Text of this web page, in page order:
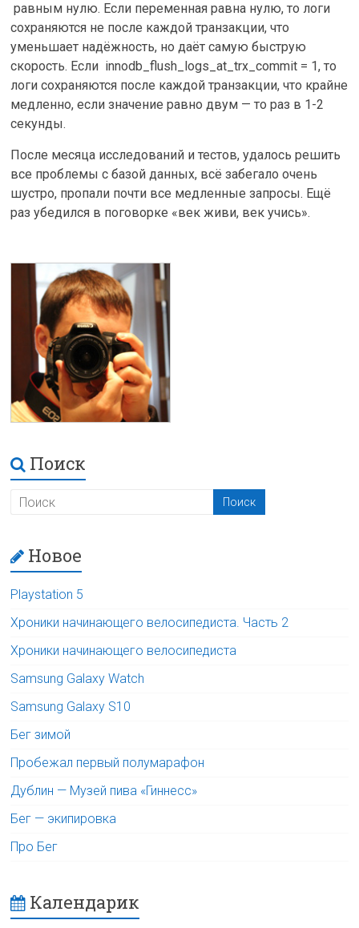
равным нулю. Если переменная равна нулю, то логи
сохраняются не после каждой транзакции, что
уменьшает надёжность, но даёт самую быструю
скорость. Если innodb_flush_logs_at_trx_commit = 1, то
логи сохраняются после каждой транзакции, что крайне
медленно, если значение равно двум — то раз в 1-2
секунды.
После месяца исследований и тестов, удалось решить
все проблемы с базой данных, всё забегало очень
шустро, пропали почти все медленные запросы. Ещё
раз убедился в поговорке «век живи, век учись».
Поиск
Новое
Playstation 5
Хроники начинающего велосипедиста. Часть 2
Хроники начинающего велосипедиста
Samsung Galaxy Watch
Samsung Galaxy S10
Бег зимой
Пробежал первый полумарафон
Дублин — Музей пива «Гиннесс»
Бег — экипировка
Про Бег
Календарик